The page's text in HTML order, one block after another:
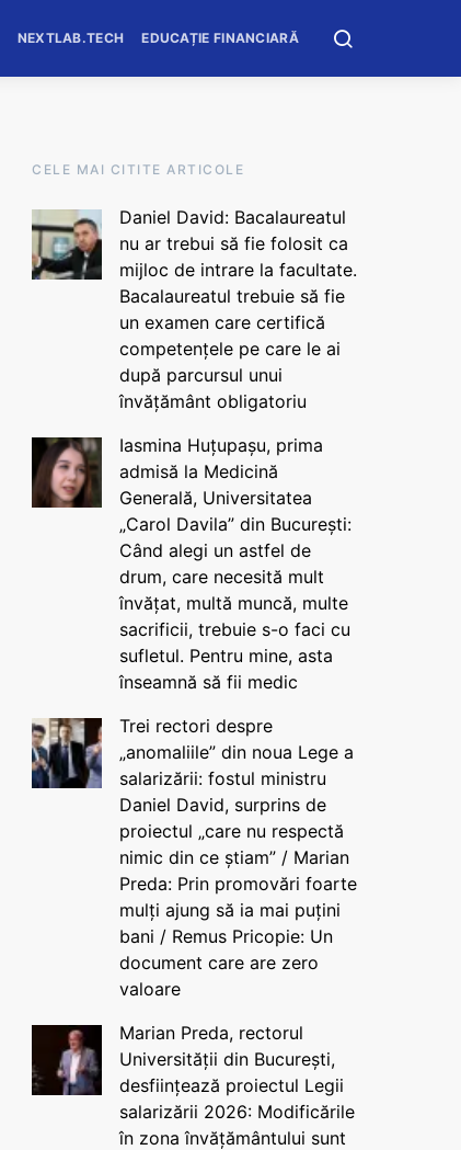
NEXTLAB.TECH EDUCAȚIE FINANCIARĂ
CELE MAI CITITE ARTICOLE
Daniel David: Bacalaureatul
nu ar trebui să fie folosit ca
mijloc de intrare la facultate.
Bacalaureatul trebuie să fie
un examen care certifică
competențele pe care le ai
după parcursul unui
învățământ obligatoriu
Iasmina Huțupașu, prima
admisă la Medicină
Generală, Universitatea
„Carol Davila” din București:
Când alegi un astfel de
drum, care necesită mult
învățat, multă muncă, multe
sacrificii, trebuie s-o faci cu
sufletul. Pentru mine, asta
înseamnă să fii medic
Trei rectori despre
„anomaliile” din noua Lege a
salarizării: fostul ministru
Daniel David, surprins de
proiectul „care nu respectă
nimic din ce știam” / Marian
Preda: Prin promovări foarte
mulți ajung să ia mai puțini
bani / Remus Pricopie: Un
document care are zero
valoare
Marian Preda, rectorul
Universității din București,
desființează proiectul Legii
salarizării 2026: Modificările
în zona învățământului sunt